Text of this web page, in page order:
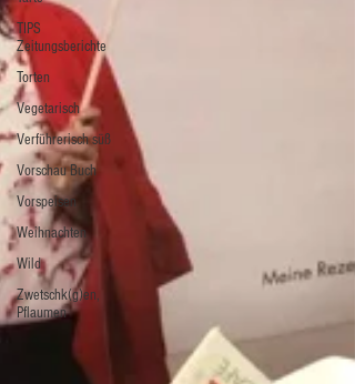
TIPS
Zeitungsberichte
Torten
Vegetarisch
Verführerisch süß
Vorschau Buch
Vorspeisen
Weihnachten
Wild
Zwetschk(g)en,
Pflaumen